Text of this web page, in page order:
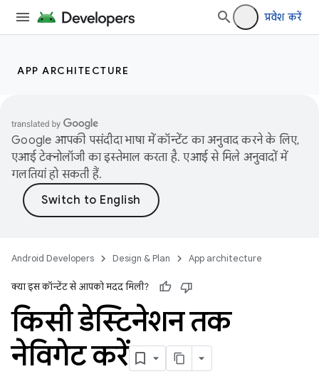
प्रवेश करें
APP ARCHITECTURE
Google आपकी पसंदीदा भाषा में कॉन्टेंट का अनुवाद करने के लिए,
एआई टेक्नोलॉजी का इस्तेमाल करता है. एआई से मिले अनुवादों में
गलतियां हो सकती हैं.
Android Developers Design & Plan App architecture
क्या इस कॉन्टेंट से आपको मदद मिली?
किसी डेस्टिनेशन तक
नेविगेट करें